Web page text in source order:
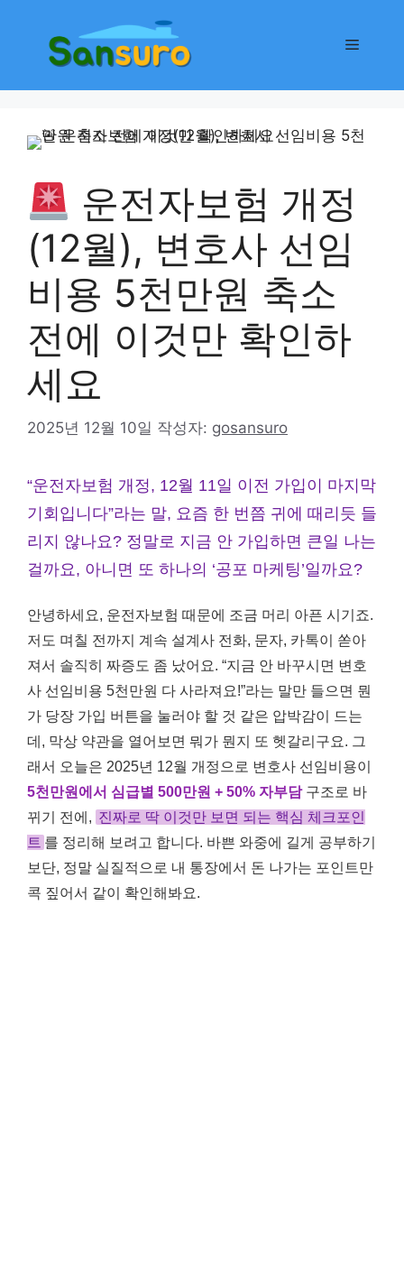
메
운전자보험 개정
(12월), 변호사 선임
비용 5천만원 축소
전에 이것만 확인하
세요
2025년 12월 10일 작성자: gosansuro
“운전자보험 개정, 12월 11일 이전 가입이 마지막
기회입니다”라는 말, 요즘 한 번쯤 귀에 때리듯 들
리지 않나요? 정말로 지금 안 가입하면 큰일 나는
걸까요, 아니면 또 하나의 ‘공포 마케팅’일까요?
안녕하세요, 운전자보험 때문에 조금 머리 아픈 시기죠.
저도 며칠 전까지 계속 설계사 전화, 문자, 카톡이 쏟아
져서 솔직히 짜증도 좀 났어요. “지금 안 바꾸시면 변호
사 선임비용 5천만원 다 사라져요!”라는 말만 들으면 뭔
가 당장 가입 버튼을 눌러야 할 것 같은 압박감이 드는
데, 막상 약관을 열어보면 뭐가 뭔지 또 헷갈리구요. 그
래서 오늘은 2025년 12월 개정으로 변호사 선임비용이
5천만원에서 심급별 500만원 + 50% 자부담구조로 바
뀌기 전에, 진짜로 딱 이것만 보면 되는 핵심 체크포인
트 를 정리해 보려고 합니다. 바쁜 와중에 길게 공부하기
보단, 정말 실질적으로 내 통장에서 돈 나가는 포인트만
콕 짚어서 같이 확인해봐요.